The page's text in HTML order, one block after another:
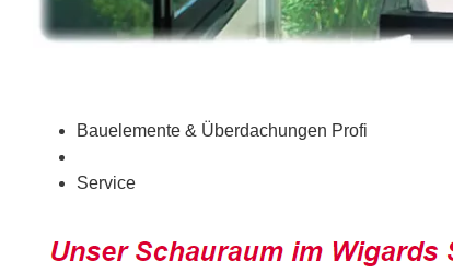
Bauelemente & Überdachungen Profi
Service